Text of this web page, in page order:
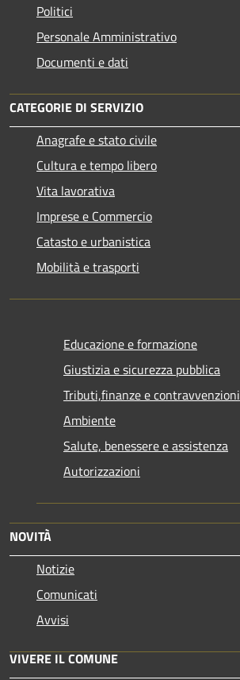
Politici
Personale Amministrativo
Documenti e dati
CATEGORIE DI SERVIZIO
Anagrafe e stato civile
Cultura e tempo libero
Vita lavorativa
Imprese e Commercio
Catasto e urbanistica
Mobilità e trasporti
Educazione e formazione
Giustizia e sicurezza pubblica
Tributi,finanze e contravvenzioni
Ambiente
Salute, benessere e assistenza
Autorizzazioni
NOVITÀ
Notizie
Comunicati
Avvisi
VIVERE IL COMUNE